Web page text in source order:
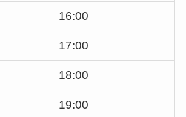
16:00
17:00
18:00
19:00